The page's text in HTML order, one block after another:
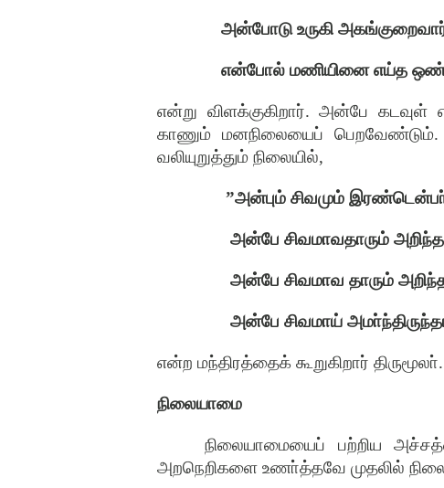
அன்போடு உருகி
என்போல் மணியினை எய்த
என்று விளக்குகிறார்.அன்பே கடவுள்
காணும் மனநிலையைப் பெறவேண்டும்
வலியுறுத்தும் நிலையில்,
”அன்பும் சிவமும்
அன்பே சிவமாவதாரும் அறிந்த
அன்பே சிவமாவ தாரும்
அன்பே சிவமாய்
என்ற மந்திரத்தைக் கூறுகிறார் திருமூலா்.
நிலையாமை
நிலையாமையைப் பற்றிய
அறநெறிகளை உணா்த்தவே முதலில்